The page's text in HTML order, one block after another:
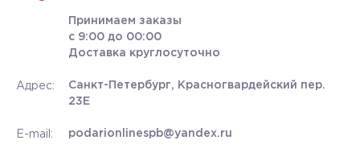
Принимаем заказы
с 9:00 до 00:00
Доставка круглосуточно
Адрес:
Санкт-Петербург, Красногвардейский пер.
23Е
E-mail: podarionlinespb@yandex.ru